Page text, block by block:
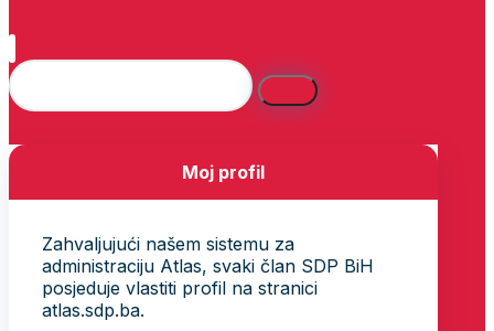
Moj profil
Zahvaljujući našem sistemu za
administraciju Atlas, svaki član SDP BiH
posjeduje vlastiti profil na stranici
atlas.sdp.ba.